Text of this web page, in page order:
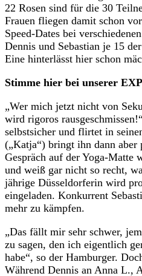
22 Rosen sind für die 30
Frauen fliegen damit schon
Speed-Dates bei
Dennis und Sebastian je 15
Eine hinterlässt hier schon
Stimme hier bei unserer
„Wer mich jetzt nicht von
wird rigoros
selbstsicher und flirtet in
(„Katja“) bringt ihn dann
Gespräch auf der Yoga-Matte
und weiß gar nicht so recht,
jährige Düsseldorferin wird
eingeladen. Konkurrent
mehr zu kämpfen.
„Das fällt mir sehr schwer,
zu sagen, den ich eigentlich
habe“, so der Hamburger.
Während Dennis an Anna L.,